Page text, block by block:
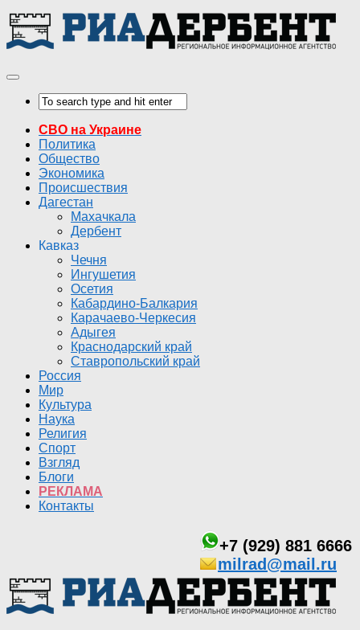
СВО на Украине
Политика
Общество
Экономика
Происшествия
Дагестан
Махачкала
Дербент
Кавказ
Чечня
Ингушетия
Осетия
Кабардино-Балкария
Карачаево-Черкесия
Адыгея
Краснодарский край
Ставропольский край
Россия
Мир
Культура
Наука
Религия
Спорт
Взгляд
Блоги
РЕКЛАМА
Контакты
+7 (929) 881 6666
milrad@mail.ru